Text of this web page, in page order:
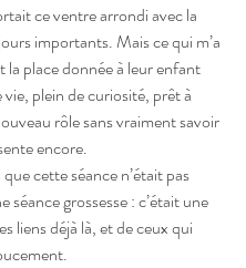
ce ventre arrondi avec la
importants. Mais ce qui m’a
la place donnée à leur enfant
vie, plein de curiosité, prêt à
rôle sans vraiment savoir
encore.
cette séance n’était pas
séance grossesse : c’était une
liens déjà là, et de ceux qui